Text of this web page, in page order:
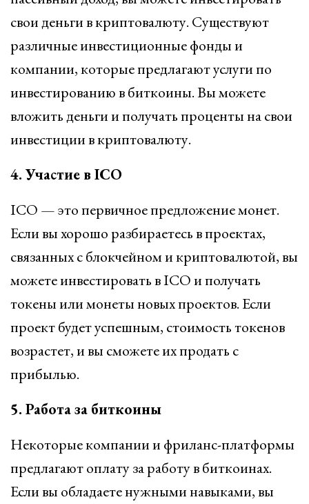
свои деньги в криптовалюту. Существуют
различные инвестиционные фонды и
компании, которые предлагают услуги по
инвестированию в биткоины. Вы можете
вложить деньги и получать проценты на свои
инвестиции в криптовалюту.
4. Участие в ICO
ICO — это первичное предложение монет.
Если вы хорошо разбираетесь в проектах,
связанных с блокчейном и криптовалютой, вы
можете инвестировать в ICO и получать
токены или монеты новых проектов. Если
проект будет успешным, стоимость токенов
возрастет, и вы сможете их продать с
прибылью.
5. Работа за биткоины
Некоторые компании и фриланс-платформы
предлагают оплату за работу в биткоинах.
Если вы обладаете нужными навыками, вы